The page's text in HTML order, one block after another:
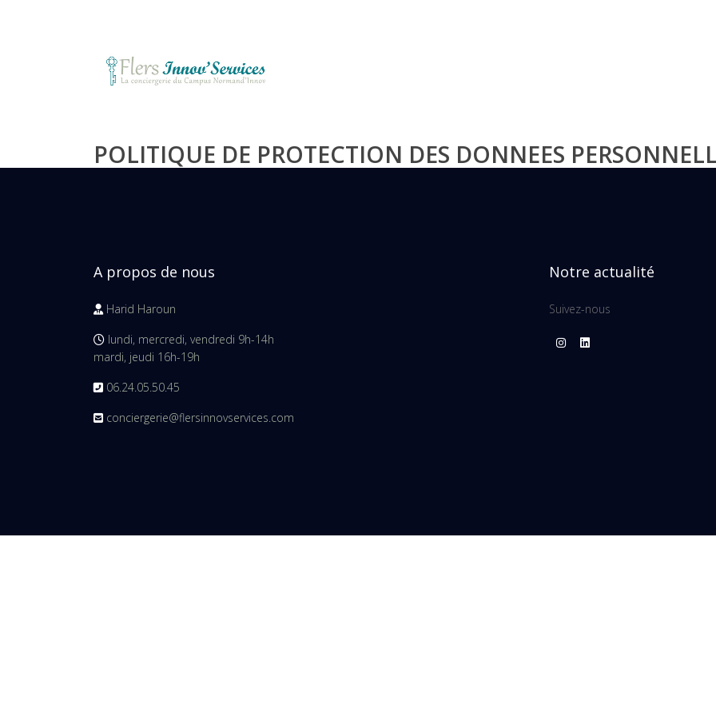
POLITIQUE DE PROTECTION DES DONNEES
A propos de nous
Harid Haroun
lundi, mercredi, vendredi 9h-14h
mardi, jeudi 16h-19h
06.24.05.50.45
conciergerie@flersinnovservices.com
Notre actualité
Suivez-nous